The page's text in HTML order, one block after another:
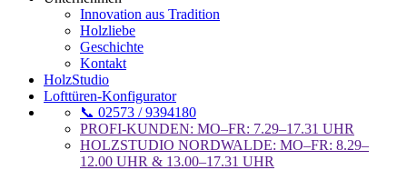
Innovation aus Tradition
Holzliebe
Geschichte
Kontakt
HolzStudio
Lofttüren-Konfigurator
📞 02573 / 9394180
PROFI-KUNDEN: MO–FR: 7.29–17.31 UHR
HOLZSTUDIO NORDWALDE: MO–FR: 8.29–
12.00 UHR & 13.00–17.31 UHR